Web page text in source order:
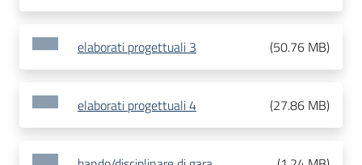
elaborati progettuali 3 (50.76 MB)
elaborati progettuali 4 (27.86 MB)